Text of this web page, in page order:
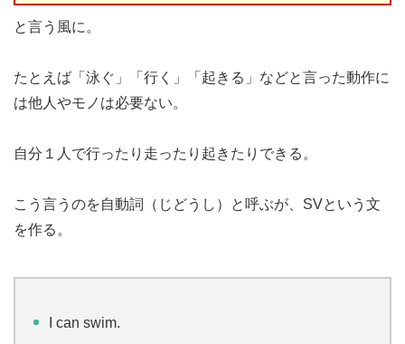
と言う風に。
たとえば「泳ぐ」「行く」「起きる」などと言った動作に
は他人やモノは必要ない。
自分１人で行ったり走ったり起きたりできる。
こう言うのを自動詞（じどうし）と呼ぶが、SVという文
を作る。
I can swim.